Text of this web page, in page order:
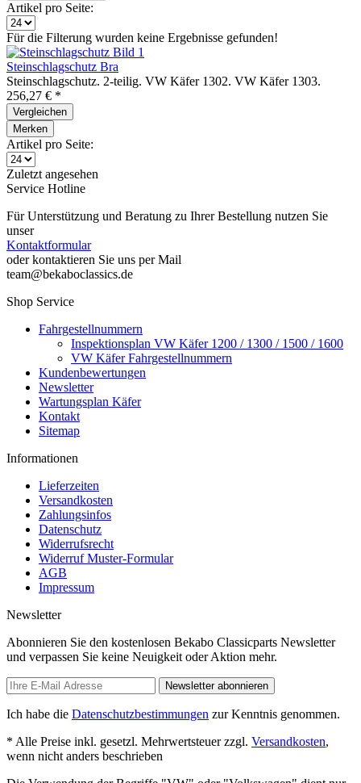
Artikel pro Seite:
Für die Filterung wurden keine Ergebnisse gefunden!
Steinschlagschutz Bra
Steinschlagschutz. 2-teilig. VW Käfer 1302. VW Käfer 1303.
256,27 € *
Vergleichen
Merken
Artikel pro Seite:
Zuletzt angesehen
Service Hotline
Für Unterstützung und Beratung zu Ihrer Bestellung nutzen Sie
unser
Kontaktformular
oder kontaktieren Sie uns per Mail
team@bekaboclassics.de
Shop Service
Fahrgestellnummern
Inspektionsplan VW Käfer 1200 / 1300 / 1500 / 1600
VW Käfer Fahrgestellnummern
Kundenbewertungen
Newsletter
Wartungsplan Käfer
Kontakt
Sitemap
Informationen
Lieferzeiten
Versandkosten
Zahlungsinfos
Datenschutz
Widerrufsrecht
Widerruf Muster-Formular
AGB
Impressum
Newsletter
Abonnieren Sie den kostenlosen Bekabo Classicparts Newsletter
und verpassen Sie keine Neuigkeit oder Aktion mehr.
Newsletter abonnieren
Ich habe die Datenschutzbestimmungen zur Kenntnis genommen.
* Alle Preise inkl. gesetzl. Mehrwertsteuer zzgl. Versandkosten,
wenn nicht anders beschrieben